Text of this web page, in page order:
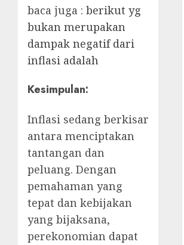
baca juga : berikut yg
bukan merupakan
dampak negatif dari
inflasi adalah
Kesimpulan:
Inflasi sedang berkisar
antara menciptakan
tantangan dan
peluang. Dengan
pemahaman yang
tepat dan kebijakan
yang bijaksana,
perekonomian dapat